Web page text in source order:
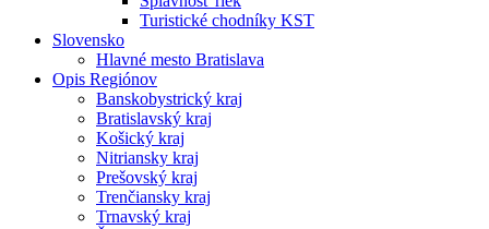
Turistické chodníky KST
Slovensko
Hlavné mesto Bratislava
Opis Regiónov
Banskobystrický kraj
Bratislavský kraj
Košický kraj
Nitriansky kraj
Prešovský kraj
Trenčiansky kraj
Trnavský kraj